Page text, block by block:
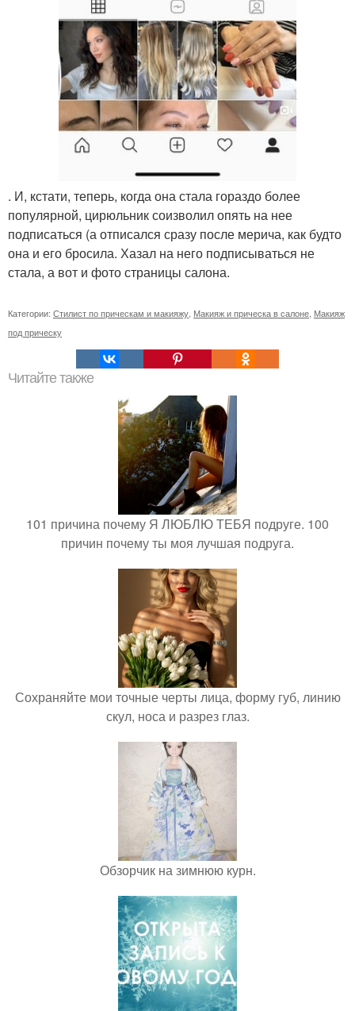
. И, кстати, теперь, когда она стала гораздо более
популярной, цирюльник соизволил опять на нее
подписаться (а отписался сразу после мерича, как будто
она и его бросила. Хазал на него подписываться не
стала, а вот и фото страницы салона.
Категории: Стилист по прическам и макияжу Макияж и прическа в салоне Макияж
под прическу
Читайте также
101 причина почему Я ЛЮБЛЮ ТЕБЯ подруге. 100
причин почему ты моя лучшая подруга.
Сохраняйте мои точные черты лица, форму губ, линию
скул, носа и разрез глаз.
Обзорчик на зимнюю курн.